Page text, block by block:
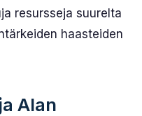
resursseja suurelta
haasteiden
Alan